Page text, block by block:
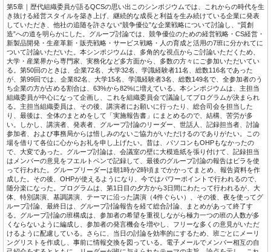
第5章｜歴代組織委員が語るQCSの思い出このシンポジウムでは、これからの時代を生
き抜ける経営スタイルを築き上げ、継続的な成長と利益を生み続けている企業に発表
していただき、他社の追随を許さない“競争優位”な企業戦略について討論し、“質創
造”への道を明らかにした。グループ討論では、競争優位のための経営戦略・CS経営・
新製品開発・生産革新・販売戦略・サービス戦略・人の育成と活用の7班に分かれてに
ついて討論いただいた。本シンポジウムは、多角的な視点からご討論いただくため、
大学・産業界から専門家、実務化など多方面から、多数の方々にご参加いただいてい
る。第50回のときは、企業72名、大学32名、学識経験者11名、総数116名であった
が、第99回では、企業82名、大学15名、学識経験者3名、総数149名で、全参加者のう
ち企業の方が占める割合は、63%から82%に増えている。本シンポジウムは、主担当
組織委員が中心になって企画し、これを組織委員会で議論してプログラムが決まられ
る。主担当組織委員は、その後、講演者にお願いに行ったり、総合司会を担当した
り、最後は、全体のまとめをして「実施報告書」にまとめるので、結構、苦労が多
い。しかし、講演者、発表者、グループ討論のリーダー、世話人、記録担当者、討論
参加者、および事務局からは惜しみのないご協力がいただけるのでありがたい。この
場を借りて各位に心からお礼を申し上げたい。昔は、パソコンもOHPもなかったの
で、大変であった。グループ討論は、会議室の壁に大模造紙を張り付けて、記録担当
はメンバーの意見をフエルトペンで記録して、最後のグループ討論の報告はビラを使
って行われた。グループリーダーは朝1時か2時頃までかかってまとめ、報告資料を作
成した。その後、OHPが使えるようになり、今ではパワーポイントで行われるので、
随分楽になった。プログラムは、第1日目の夕方から3日間にわたって行われるが、大
体、特別講演、基調講演、テーマに沿った講演（4件ぐらい）、その後、夜を使ってグ
ループ討論、最終日は、グループ討論報告を経て総合討論、まとめがあって終了す
る。グループ討論の班構成は、参加者の希望を重視しながら極力一つの班の人数が多
くならないように編成し、参加者の発言機会を増やし、フリーな多くの意見がいただ
けるように配慮している。さらに、当日の討論を効率的にするため、班ごとにメーリ
ングリストを作成し、事前に情報交換を図っている。電子メールでメンバー相互の自